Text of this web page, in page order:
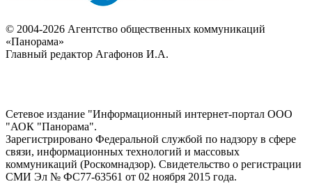
© 2004-2026 Агентство общественных коммуникаций
«Панорама»
Главный редактор Агафонов И.А.
Сетевое издание "Информационный интернет-портал ООО
"АОК "Панорама".
Зарегистрировано Федеральной службой по надзору в сфере
связи, информационных технологий и массовых
коммуникаций (Роскомнадзор). Cвидетельство о регистрации
СМИ Эл № ФС77-63561 от 02 ноября 2015 года.